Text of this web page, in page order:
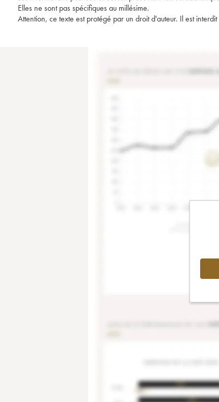
Elles ne sont pas spécifiques au millésime.
Attention, ce texte est protégé par un droit d'auteur. Il est